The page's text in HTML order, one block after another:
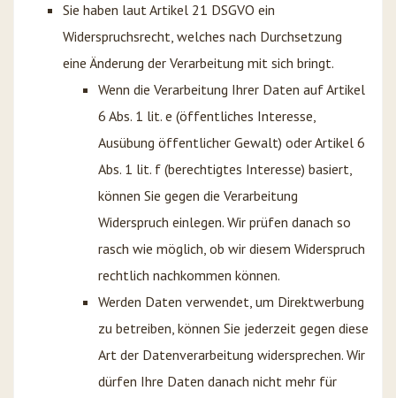
Sie haben laut Artikel 21 DSGVO ein
Widerspruchsrecht, welches nach Durchsetzung
eine Änderung der Verarbeitung mit sich bringt.
Wenn die Verarbeitung Ihrer Daten auf Artikel
6 Abs. 1 lit. e (öffentliches Interesse,
Ausübung öffentlicher Gewalt) oder Artikel 6
Abs. 1 lit. f (berechtigtes Interesse) basiert,
können Sie gegen die Verarbeitung
Widerspruch einlegen. Wir prüfen danach so
rasch wie möglich, ob wir diesem Widerspruch
rechtlich nachkommen können.
Werden Daten verwendet, um Direktwerbung
zu betreiben, können Sie jederzeit gegen diese
Art der Datenverarbeitung widersprechen. Wir
dürfen Ihre Daten danach nicht mehr für